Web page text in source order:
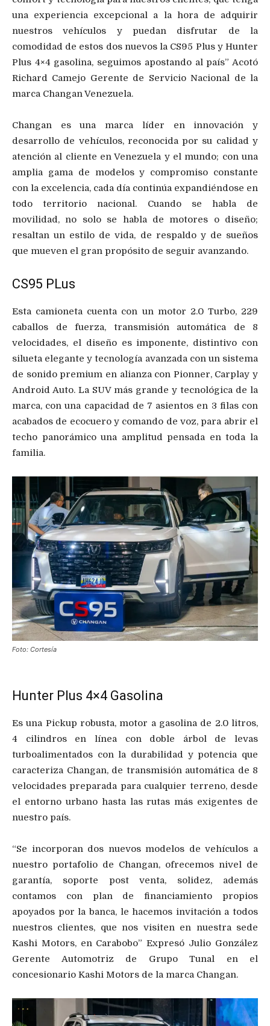
una experiencia excepcional a la hora de adquirir
nuestros vehículos y puedan disfrutar de la
comodidad de estos dos nuevos la CS95 Plus y Hunter
Plus 4×4 gasolina, seguimos apostando al país” Acotó
Richard Camejo Gerente de Servicio Nacional de la
marca Changan Venezuela.
Changan es una marca líder en innovación y
desarrollo de vehículos, reconocida por su calidad y
atención al cliente en Venezuela y el mundo; con una
amplia gama de modelos y compromiso constante
con la excelencia, cada día continúa expandiéndose en
todo territorio nacional. Cuando se habla de
movilidad, no solo se habla de motores o diseño;
resaltan un estilo de vida, de respaldo y de sueños
que mueven el gran propósito de seguir avanzando.
CS95 PLus
Esta camioneta cuenta con un motor 2.0 Turbo, 229
caballos de fuerza, transmisión automática de 8
velocidades, el diseño es imponente, distintivo con
silueta elegante y tecnología avanzada con un sistema
de sonido premium en alianza con Pionner, Carplay y
Android Auto. La SUV más grande y tecnológica de la
marca, con una capacidad de 7 asientos en 3 filas con
acabados de ecocuero y comando de voz, para abrir el
techo panorámico una amplitud pensada en toda la
familia.
Foto: Cortesía
Hunter Plus 4×4 Gasolina
Es una Pickup robusta, motor a gasolina de 2.0 litros,
4 cilindros en línea con doble árbol de levas
turboalimentados con la durabilidad y potencia que
caracteriza Changan, de transmisión automática de 8
velocidades preparada para cualquier terreno, desde
el entorno urbano hasta las rutas más exigentes de
nuestro país.
“Se incorporan dos nuevos modelos de vehículos a
nuestro portafolio de Changan, ofrecemos nivel de
garantía, soporte post venta, solidez, además
contamos con plan de financiamiento propios
apoyados por la banca, le hacemos invitación a todos
nuestros clientes, que nos visiten en nuestra sede
Kashi Motors, en Carabobo” Expresó Julio González
Gerente Automotriz de Grupo Tunal en el
concesionario Kashi Motors de la marca Changan.